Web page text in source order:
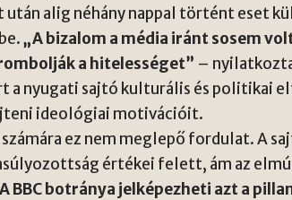
alig néhány nappal történt eset
„A bizalom a média iránt sosem
a hitelességet” –
a nyugati sajtó kulturális és politikai
ideológiai motivációit.
ez nem meglepő fordulat. A
értékei felett, ám az
A BBC botránya jelképezheti azt a